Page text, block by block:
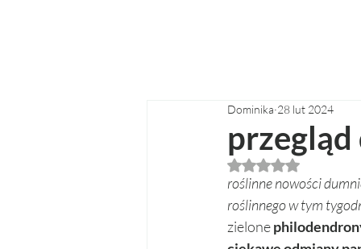
Dominika 28 lut 2024
Oceniono na NaN
roślinne nowości
roślinnego w tym
zielone